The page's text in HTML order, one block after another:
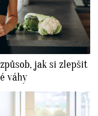
jak si zlepšit
váhy